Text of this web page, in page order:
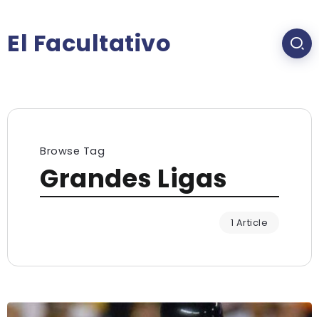
El Facultativo
Browse Tag
Grandes Ligas
1 Article